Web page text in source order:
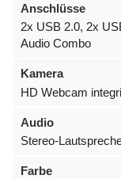
Anschlüsse
2x USB 2.0, 2x
Audio Combo
Kamera
HD Webcam
Audio
Stereo-
Farbe